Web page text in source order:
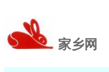
家乡网